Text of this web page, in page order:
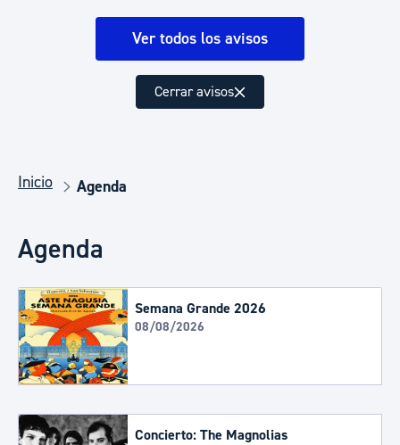
Ver todos los avisos
Cerrar avisos
Inicio Agenda
Agenda
Semana Grande 2026
08/08/2026
Concierto: The Magnolias